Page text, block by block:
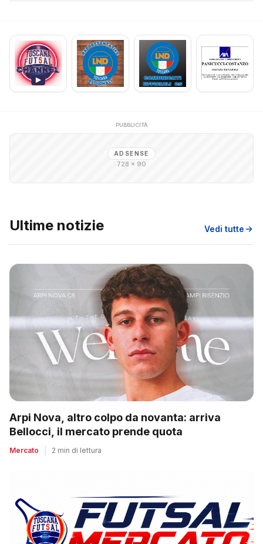
PUBBLICITÀ
ADSENSE
728 × 90
Ultime notizie Vedi tutte
Arpi Nova, altro colpo da novanta: arriva
Bellocci, il mercato prende quota
Mercato 2 min di lettura